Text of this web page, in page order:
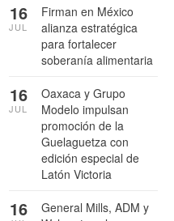
Firman en México
alianza estratégica
para fortalecer
soberanía alimentaria
16
JUL
Oaxaca y Grupo
Modelo impulsan
promoción de la
Guelaguetza con
edición especial de
Latón Victoria
16
JUL
General Mills, ADM y
16